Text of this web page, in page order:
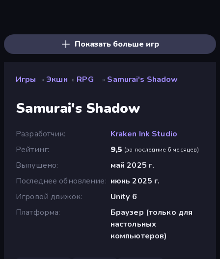
Показать больше игр
Игры » Экшн » RPG » Samurai's Shadow
Samurai's Shadow
Разработчик
Kraken Ink Studio
Рейтинг
9,5 (за последние 6 месяцев)
Выпущено
май 2025 г.
Последнее обновление
июнь 2025 г.
Игровой движок
Unity 6
Платформа
Браузер (только для
настольных
компьютеров)